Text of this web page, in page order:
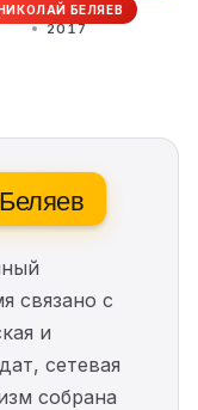
БЕЛЯЕВ
2017
связано с
и
сетевая
собрана